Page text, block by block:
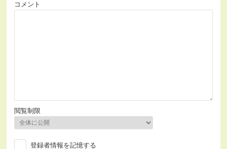
コメント
閲覧制限
登録者情報を記憶する